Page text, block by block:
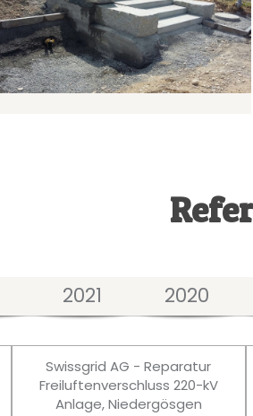
2021 2020
Swissgrid AG - Reparatur
Freiluftenverschluss 220-kV
Anlage, Niedergösgen